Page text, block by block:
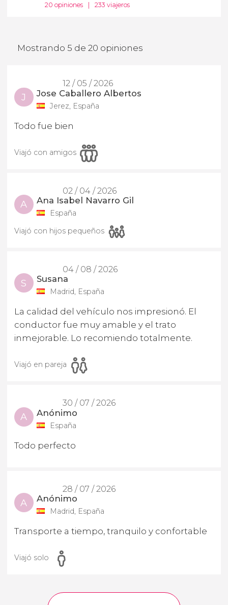
20 opiniones 233 viajeros
Mostrando 5 de 20 opiniones
12 / 05 / 2026
J Jose Caballero Albertos
Jerez, España
Todo fue bien
Viajó con amigos
02 / 04 / 2026
A Ana Isabel Navarro Gil
España
Viajó con hijos pequeños
04 / 08 / 2026
S Susana
Madrid, España
La calidad del vehículo nos impresionó. El
conductor fue muy amable y el trato
inmejorable. Lo recomiendo totalmente.
Viajó en pareja
30 / 07 / 2026
A Anónimo
España
Todo perfecto
28 / 07 / 2026
A Anónimo
Madrid, España
Transporte a tiempo, tranquilo y confortable
Viajó solo